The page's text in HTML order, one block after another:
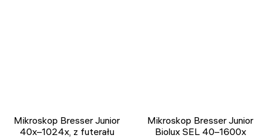
Mikroskop Bresser Junior
40x–1024x, z futerału
Mikroskop Bresser Junior
Biolux SEL 40–1600x